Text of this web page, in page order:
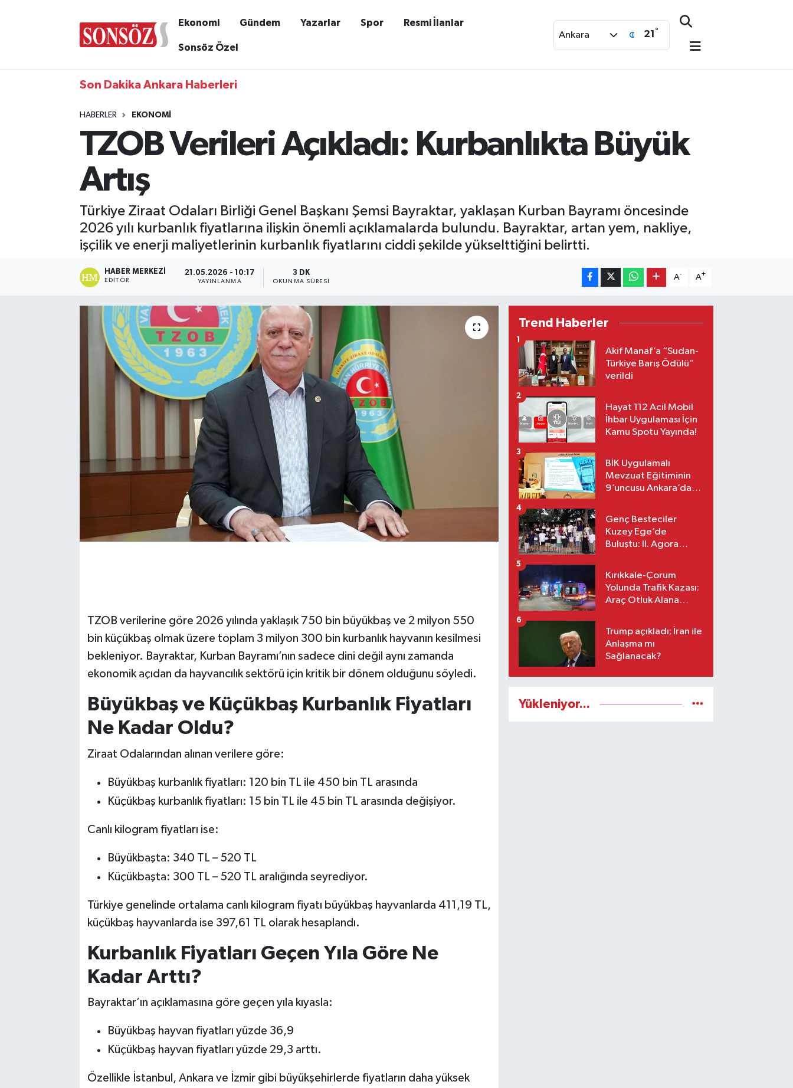
Ekonomi Gündem Yazarlar Spor Resmi İlanlar
Sonsöz Özel
Ankara 21 °
Son Dakika Ankara Haberleri
HABERLER EKONOMI
TZOB Verileri Açıkladı: Kurbanlıkta Büyük
Artış
Türkiye Ziraat Odaları Birliği Genel Başkanı Şemsi Bayraktar, yaklaşan Kurban Bayramı öncesinde
2026 yılı kurbanlık fiyatlarına ilişkin önemli açıklamalarda bulundu. Bayraktar, artan yem, nakliye,
işçilik ve enerji maliyetlerinin kurbanlık fiyatlarını ciddi şekilde yükselttiğini belirtti.
HABER MERKEZI
EDITÖR
21.05.2026 - 10:17
YAYINLANMA
3 DK
OKUNMA SÜRESI
A- A+
TZOB verilerine göre 2026 yılında yaklaşık 750 bin büyükbaş ve 2 milyon 550
bin küçükbaş olmak üzere toplam 3 milyon 300 bin kurbanlık hayvanın kesilmesi
bekleniyor. Bayraktar, Kurban Bayramı’nın sadece dini değil aynı zamanda
ekonomik açıdan da hayvancılık sektörü için kritik bir dönem olduğunu söyledi.
Büyükbaş ve Küçükbaş Kurbanlık Fiyatları
Ne Kadar Oldu?
Ziraat Odalarından alınan verilere göre:
Büyükbaş kurbanlık fiyatları: 120 bin TL ile 450 bin TL arasında
Küçükbaş kurbanlık fiyatları: 15 bin TL ile 45 bin TL arasında değişiyor.
Canlı kilogram fiyatları ise:
Büyükbaşta: 340 TL – 520 TL
Küçükbaşta: 300 TL – 520 TL aralığında seyrediyor.
Türkiye genelinde ortalama canlı kilogram fiyatı büyükbaş hayvanlarda 411,19 TL,
küçükbaş hayvanlarda ise 397,61 TL olarak hesaplandı.
Kurbanlık Fiyatları Geçen Yıla Göre Ne
Kadar Arttı?
Bayraktar’ın açıklamasına göre geçen yıla kıyasla:
Büyükbaş hayvan fiyatları yüzde 36,9
Küçükbaş hayvan fiyatları yüzde 29,3 arttı.
Özellikle İstanbul, Ankara ve İzmir gibi büyükşehirlerde fiyatların daha yüksek
Trend Haberler
Akif Manaf’a “Sudan-
Türkiye Barış Ödülü”
verildi
1
Hayat 112 Acil Mobil
İhbar Uygulaması İçin
Kamu Spotu Yayında!
2
BİK Uygulamalı
Mevzuat Eğitiminin
9’uncusu Ankara’da
3
Genç Besteciler
Kuzey Ege’de
Buluştu: II. Agora
4
Kırıkkale-Çorum
Yolunda Trafik Kazası:
Araç Otluk Alana
5
Trump açıkladı; İran ile
Anlaşma mı
Sağlanacak?
6
Yükleniyor...